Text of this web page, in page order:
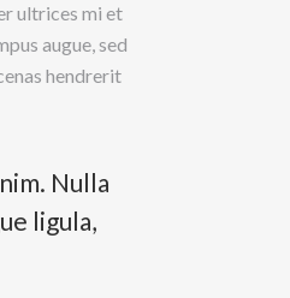
ultrices mi et
augue, sed
hendrerit
Nulla
ligula,